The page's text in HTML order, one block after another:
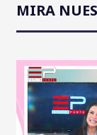
MIRA